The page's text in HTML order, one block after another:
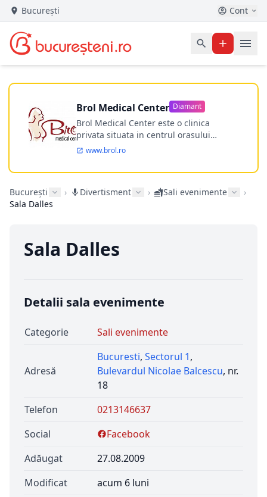
București Cont
Brol Medical Center Diamant
Brol Medical Center este o clinica
privata situata in centrul orasului
Timisoara avand o experienta de
Incepand din anul 2009 clinica isi
ultramodern.
www.brol.ro
București › Divertisment › Sali evenimente
›
Sala Dalles
Sala Dalles
Detalii sala evenimente
Categorie Sali evenimente
Adresă
Bucuresti, Sectorul 1,
Bulevardul Nicolae Balcescu, nr.
18
Telefon
0213146637
Social
Facebook
Adăugat
27.08.2009
Modificat
acum 6 luni